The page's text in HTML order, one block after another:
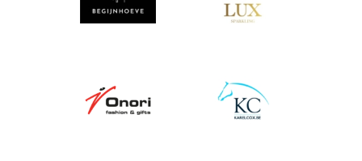
Afbeelding Afbeelding